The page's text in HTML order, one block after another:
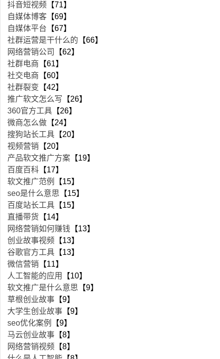
抖音短视频 【71】
自媒体博客 【69】
自媒体平台 【67】
社群运营是干什么的 【66】
网络营销公司
【62】
社群电商 【61】
社交电商 【60】
社群裂变 【42】
推广软文怎么写 【26】
360官方工具 【26】
微商怎么做 【24】
搜狗站长工具 【20】
视频营销 【20】
产品软文推广方案 【19】
百度百科 【17】
软文推广范例
【15】
seo是什么意思 【15】
百度站长工具 【15】
直播带货 【14】
网络营销如何赚钱 【13】
创业故事视频 【13】
谷歌官方工具 【13】
微信营销 【11】
人工智能的应用
【10】
软文推广是什么意思 【9】
草根创业故事 【9】
大学生创业故事 【9】
seo优化案例
【9】
马云创业故事 【8】
网络营销视频 【8】